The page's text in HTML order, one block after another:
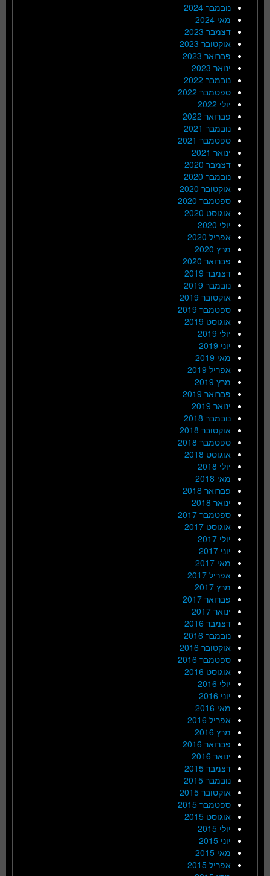
נובמבר 2024
מאי 2024
דצמבר 2023
אוקטובר 2023
פברואר 2023
ינואר 2023
נובמבר 2022
ספטמבר 2022
יולי 2022
פברואר 2022
נובמבר 2021
ספטמבר 2021
ינואר 2021
דצמבר 2020
נובמבר 2020
אוקטובר 2020
ספטמבר 2020
אוגוסט 2020
יולי 2020
אפריל 2020
מרץ 2020
פברואר 2020
דצמבר 2019
נובמבר 2019
אוקטובר 2019
ספטמבר 2019
אוגוסט 2019
יולי 2019
יוני 2019
מאי 2019
אפריל 2019
מרץ 2019
פברואר 2019
ינואר 2019
נובמבר 2018
אוקטובר 2018
ספטמבר 2018
אוגוסט 2018
יולי 2018
מאי 2018
פברואר 2018
ינואר 2018
ספטמבר 2017
אוגוסט 2017
יולי 2017
יוני 2017
מאי 2017
אפריל 2017
מרץ 2017
פברואר 2017
ינואר 2017
דצמבר 2016
נובמבר 2016
אוקטובר 2016
ספטמבר 2016
אוגוסט 2016
יולי 2016
יוני 2016
מאי 2016
אפריל 2016
מרץ 2016
פברואר 2016
ינואר 2016
דצמבר 2015
נובמבר 2015
אוקטובר 2015
ספטמבר 2015
אוגוסט 2015
יולי 2015
יוני 2015
מאי 2015
אפריל 2015